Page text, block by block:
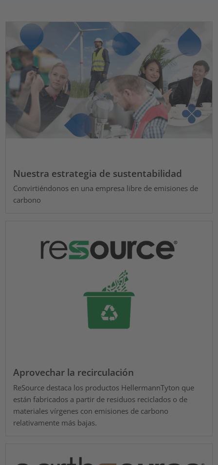
Nuestra estrategia de sustentabilidad
Convirtiéndonos en una empresa libre de emisiones de
carbono
Aprovechar la recirculación
ReSource destaca los productos HellermannTyton que
están fabricados a partir de residuos reciclados o de
materiales vírgenes con emisiones de carbono
relativamente más bajas.